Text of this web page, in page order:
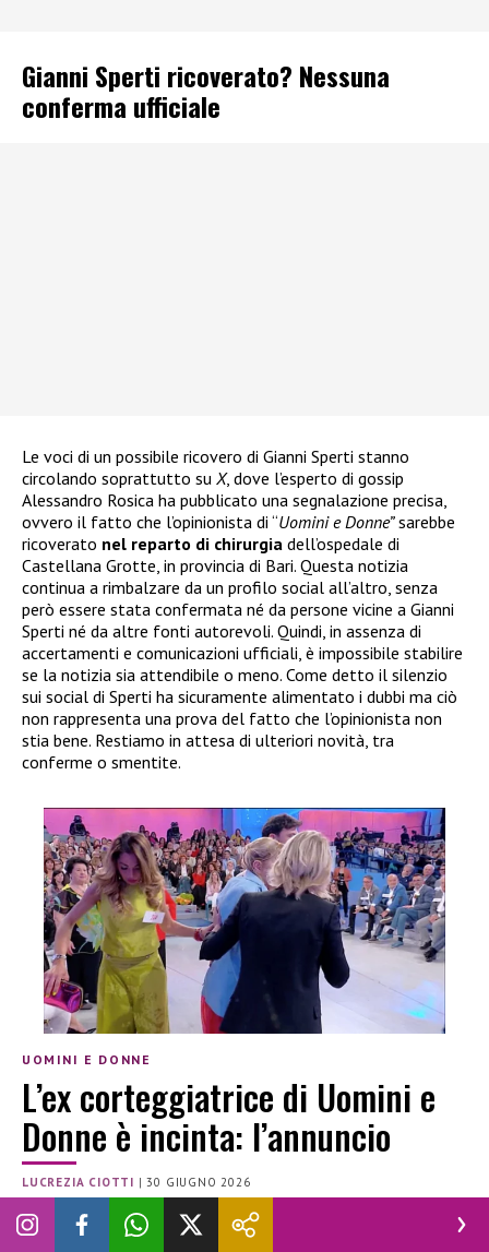
Gianni Sperti ricoverato? Nessuna
conferma ufficiale
Le voci di un possibile ricovero di Gianni Sperti stanno
circolando soprattutto su X, dove l’esperto di gossip
Alessandro Rosica ha pubblicato una segnalazione precisa,
ovvero il fatto che l’opinionista di “Uomini e Donne”sarebbe
ricoverato nel reparto di chirurgia dell’ospedale di
Castellana Grotte, in provincia di Bari. Questa notizia
continua a rimbalzare da un profilo social all’altro, senza
però essere stata confermata né da persone vicine a Gianni
Sperti né da altre fonti autorevoli. Quindi, in assenza di
accertamenti e comunicazioni ufficiali, è impossibile stabilire
se la notizia sia attendibile o meno. Come detto il silenzio
sui social di Sperti ha sicuramente alimentato i dubbi ma ciò
non rappresenta una prova del fatto che l’opinionista non
stia bene. Restiamo in attesa di ulteriori novità, tra
conferme o smentite.
UOMINI E DONNE
L’ex corteggiatrice di Uomini e
Donne è incinta: l’annuncio
LUCREZIA CIOTTI |30 GIUGNO 2026
GOSSIP GRAVIDANZA UOMINI E DONNE